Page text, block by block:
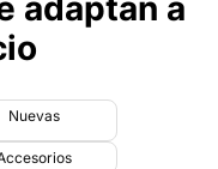
adaptan a
Nuevas